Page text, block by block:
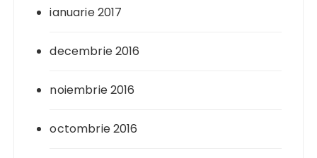
ianuarie 2017
decembrie 2016
noiembrie 2016
octombrie 2016